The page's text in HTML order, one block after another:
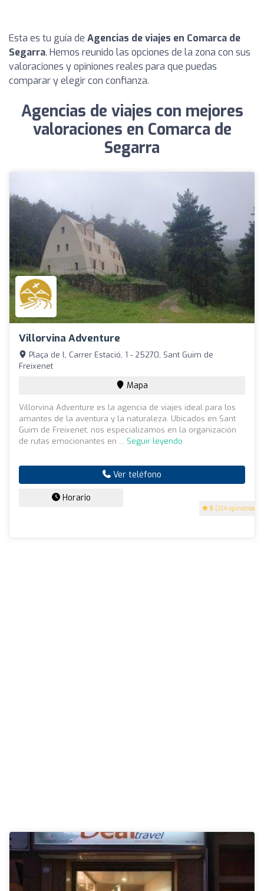
Esta es tu guía de Agencias de viajes en Comarca de
Segarra. Hemos reunido las opciones de la zona con sus
valoraciones y opiniones reales para que puedas
comparar y elegir con confianza.
Agencias de viajes con mejores
valoraciones en Comarca de
Segarra
Villorvina Adventure
5 (124 opiniones)
Plaça de l, Carrer Estació, 1 - 25270, Sant Guim de
Freixenet
Mapa
Villorvina Adventure es la agencia de viajes ideal para los
amantes de la aventura y la naturaleza. Ubicados en Sant
Guim de Freixenet, nos especializamos en la organización
de rutas emocionantes en ... Seguir leyendo
Ver teléfono
Horario